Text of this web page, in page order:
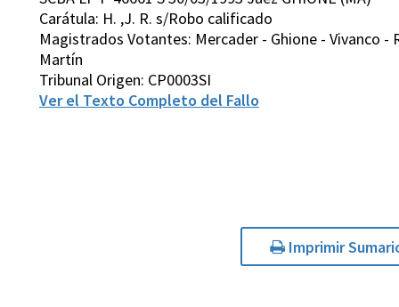
Carátula: H. ,J. R. s/Robo calificado
Magistrados Votantes: Mercader - Ghione - Vivanco -
Martín
Tribunal Origen: CP0003SI
Ver el Texto Completo del Fallo
Imprimir